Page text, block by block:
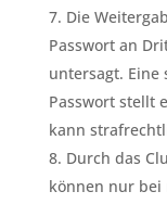
Die
Passwort an
untersagt. Eine
Passwort stellt
kann
Durch das
können nur bei